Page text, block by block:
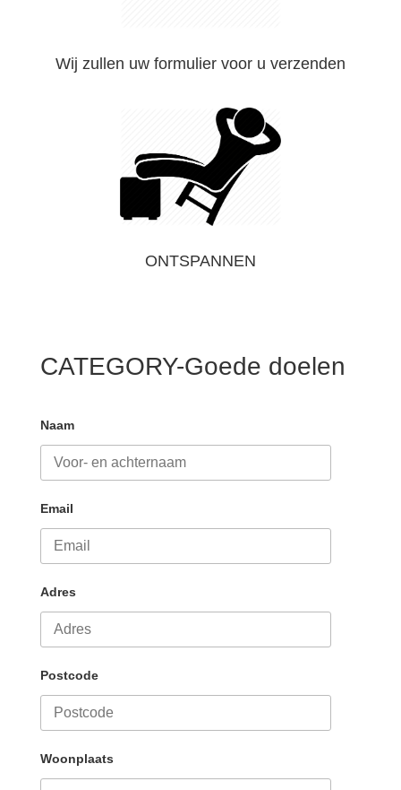
Wij zullen uw formulier voor u verzenden
ONTSPANNEN
CATEGORY-Goede doelen
Naam
Email
Adres
Postcode
Woonplaats